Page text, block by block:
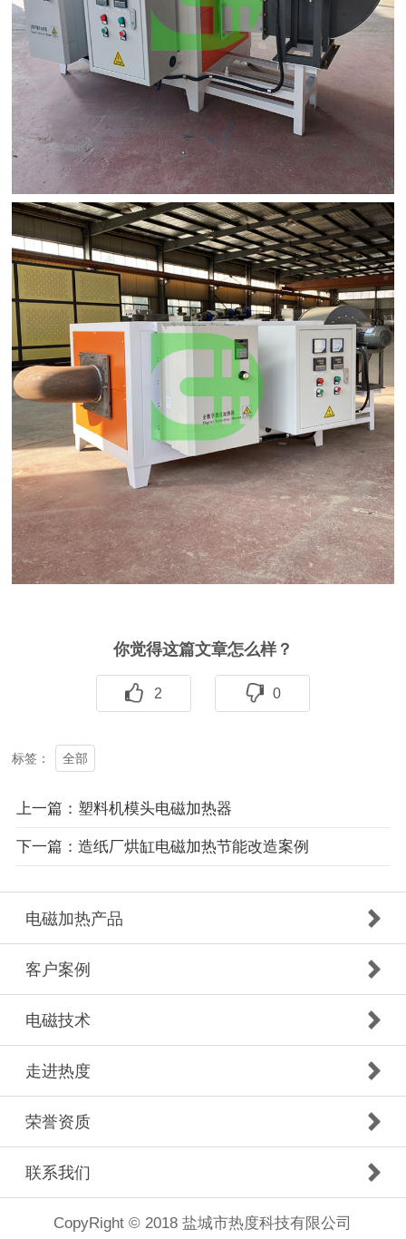
你觉得这篇文章怎么样？
2 0
标签： 全部
上一篇：塑料机模头电磁加热器
下一篇：造纸厂烘缸电磁加热节能改造案例
电磁加热产品
客户案例
电磁技术
走进热度
荣誉资质
联系我们
CopyRight © 2018 盐城市热度科技有限公司